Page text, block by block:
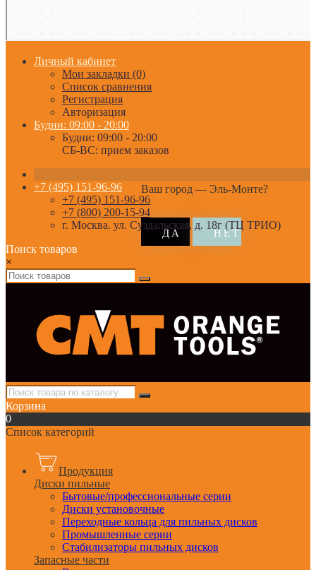
Личный кабинет
Мои закладки (0)
Список сравнения
Регистрация
Авторизация
Будни: 09:00 - 20:00
Будни: 09:00 - 20:00
СБ-ВС: прием заказов
Ваш город — Эль-Монте?
+7 (495) 151-96-96
+7 (495) 151-96-96
+7 (800) 200-15-94
г. Москва. ул. Суздальская, д. 18г (ТЦ ТРИО)
Поиск товаров
×
Корзина
0
Список категорий
Продукция
Диски пильные
Бытовые/профессиональные серии
Диски установочные
Переходные кольца для пильных дисков
Промышленные серии
Стабилизаторы пильных дисков
Запасные части